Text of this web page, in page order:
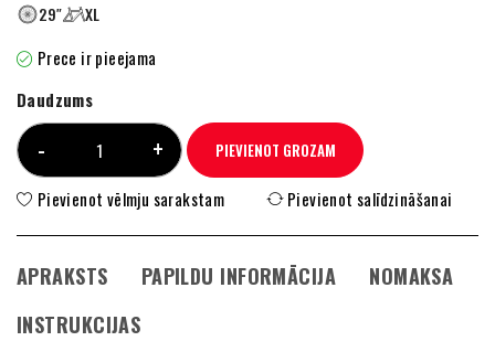
29″ XL
Prece ir pieejama
Daudzums
PIEVIENOT GROZAM
Pievienot vēlmju sarakstam Pievienot salīdzināšanai
APRAKSTS PAPILDU INFORMĀCIJA
NOMAKSA
INSTRUKCIJAS